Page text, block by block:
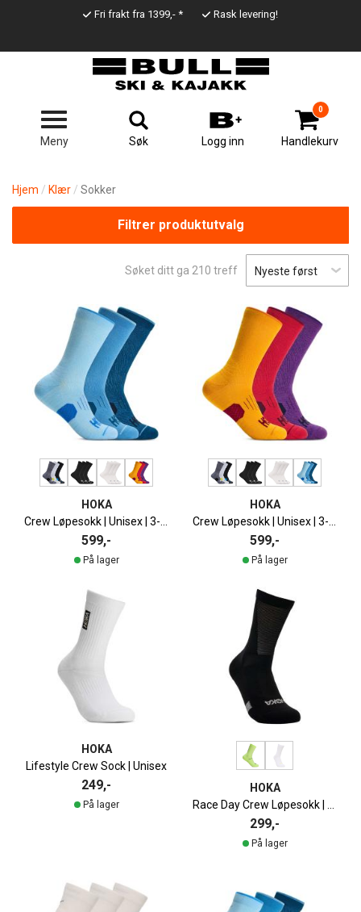
Line
Fri frakt fra 1399,- * Rask levering!
Meny Søk Logg inn Handlekurv
0
Hjem Klær Sokker
Filtrer produktutvalg
Søket ditt ga 210 treff
HOKA
Crew Løpesokk | Unisex | 3-pack
599,-
På lager
HOKA
Crew Løpesokk | Unisex | 3-pack
599,-
På lager
HOKA
Lifestyle Crew Sock | Unisex
249,-
På lager
HOKA
299,-
På lager